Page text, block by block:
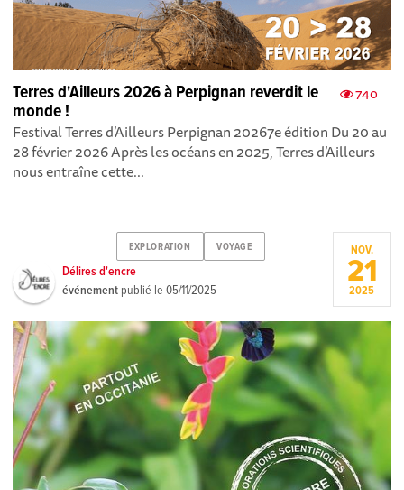
740
Terres d'Ailleurs 2026 à Perpignan reverdit le
monde !
Festival Terres d’Ailleurs Perpignan 2026 7e édition Du 20 au
28 février 2026 Après les océans en 2025, Terres d’Ailleurs
nous entraîne cette...
EXPLORATION VOYAGE
Délires d'encre
événement publié le05/11/2025
NOV.
21
2025